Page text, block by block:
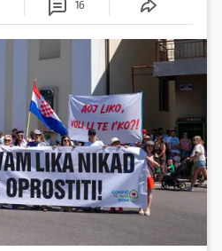
16